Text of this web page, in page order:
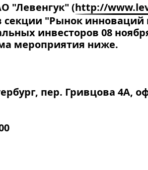
"Левенгук" (http://
секции "Рынок
инвесторов 08
мероприятия ниже.
пер. Гривцова 4А,